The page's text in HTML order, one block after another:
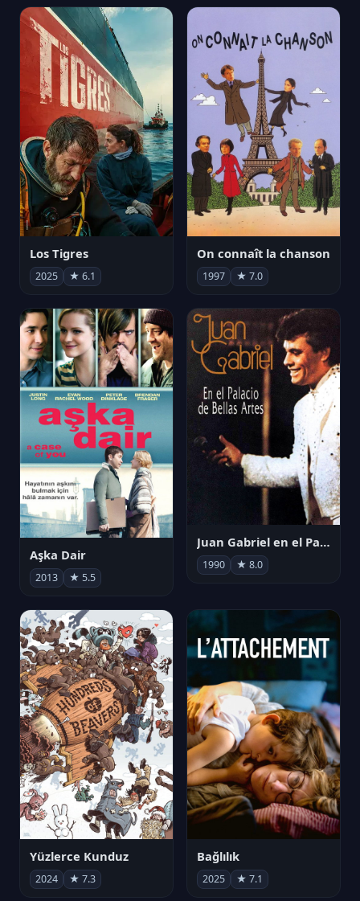
Los Tigres
2025 ★ 6.1
On connaît la chanson
1997 ★ 7.0
Aşka Dair
2013 ★ 5.5
Juan Gabriel en el Palacio de Bellas Artes
1990 ★ 8.0
Yüzlerce Kunduz
2024 ★ 7.3
Bağlılık
2025 ★ 7.1